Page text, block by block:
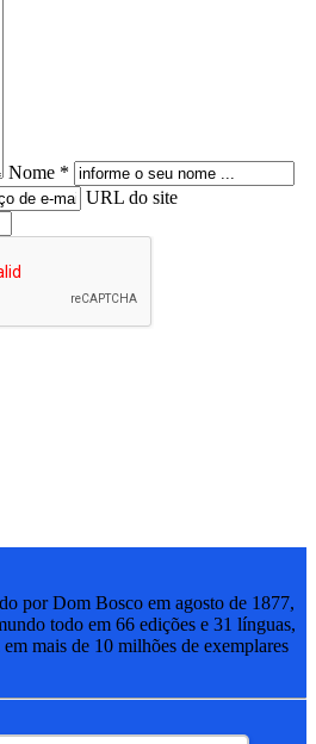
Nome *
URL do site
por Dom Bosco em agosto de 1877,
todo em 66 edições e 31 línguas,
mais de 10 milhões de exemplares